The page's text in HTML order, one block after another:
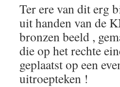
Ter ere van dit erg
uit handen van de
bronzen beeld ,
die op het rechte
geplaatst op een
uitroepteken !